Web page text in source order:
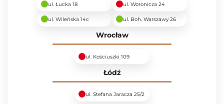
ul. Łucka 18 ul. Woronicza 24
ul. Wileńska 14c ul. Boh. Warszawy 26
Wrocław
ul. Kościuszki 109
Łódź
ul. Stefana Jaracza 25/2